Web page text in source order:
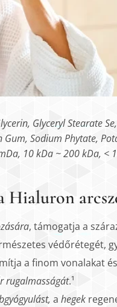
Glyceryl Stearate
Sodium Phytate,
10 kDa ~ 200 kDa, <
Hialuron
, támogatja a
védőrétegét,
a finom vonalakat
rugalmasságát.¹
a hegek